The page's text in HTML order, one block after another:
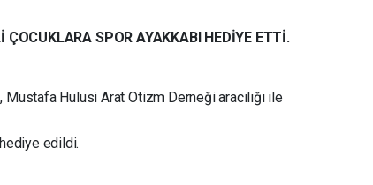
SPOR AYAKKABI HEDİYE ETTİ.
Hulusi Arat Otizm Derneği aracılığı ile
edildi.